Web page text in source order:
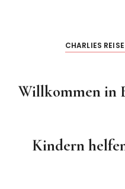
CHARLIES
Willkommen in
Kindern